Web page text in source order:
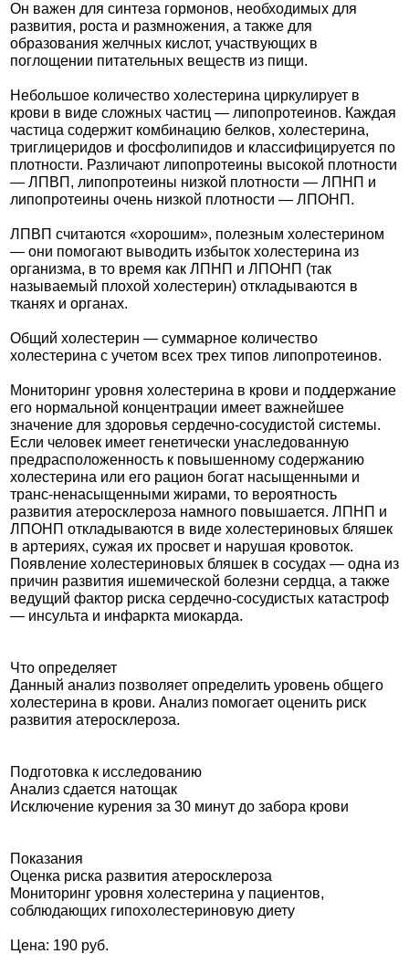
Он важен для синтеза гормонов, необходимых для
развития, роста и размножения, а также для
образования желчных кислот, участвующих в
поглощении питательных веществ из пищи.
Небольшое количество холестерина циркулирует в
крови в виде сложных частиц — липопротеинов. Каждая
частица содержит комбинацию белков, холестерина,
триглицеридов и фосфолипидов и классифицируется по
плотности. Различают липопротеины высокой плотности
— ЛПВП, липопротеины низкой плотности — ЛПНП и
липопротеины очень низкой плотности — ЛПОНП.
ЛПВП считаются «хорошим», полезным холестерином
— они помогают выводить избыток холестерина из
организма, в то время как ЛПНП и ЛПОНП (так
называемый плохой холестерин) откладываются в
тканях и органах.
Общий холестерин — суммарное количество
холестерина с учетом всех трех типов липопротеинов.
Мониторинг уровня холестерина в крови и поддержание
его нормальной концентрации имеет важнейшее
значение для здоровья сердечно-сосудистой системы.
Если человек имеет генетически унаследованную
предрасположенность к повышенному содержанию
холестерина или его рацион богат насыщенными и
транс-ненасыщенными жирами, то вероятность
развития атеросклероза намного повышается. ЛПНП и
ЛПОНП откладываются в виде холестериновых бляшек
в артериях, сужая их просвет и нарушая кровоток.
Появление холестериновых бляшек в сосудах — одна из
причин развития ишемической болезни сердца, а также
ведущий фактор риска сердечно-сосудистых катастроф
— инсульта и инфаркта миокарда.
Что определяет
Данный анализ позволяет определить уровень общего
холестерина в крови. Анализ помогает оценить риск
развития атеросклероза.
Подготовка к исследованию
Анализ сдается натощак
Исключение курения за 30 минут до забора крови
Показания
Оценка риска развития атеросклероза
Мониторинг уровня холестерина у пациентов,
соблюдающих гипохолестериновую диету
Цена: 190 руб.